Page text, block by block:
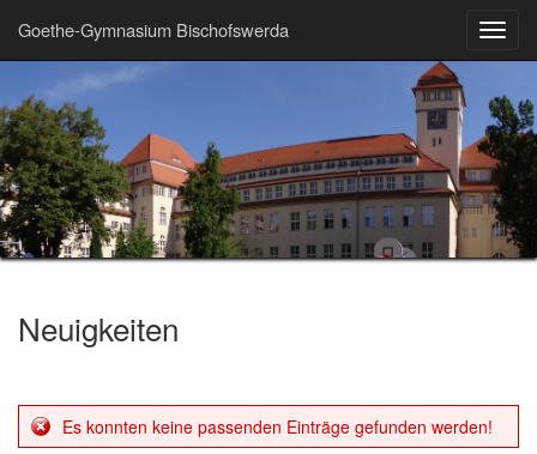
Goethe-Gymnasium Bischofswerda
Neuigkeiten
Es konnten keine passenden Einträge gefunden werden!